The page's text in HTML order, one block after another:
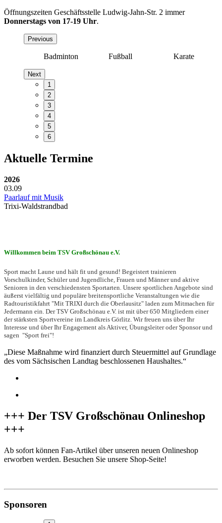
Öffnungszeiten Geschäftsstelle Ludwig-Jahn-Str. 2 immer
Donnerstags von 17-19 Uhr.
Previous
Badminton Fußball Karate
Next
1
2
3
4
5
6
Aktuelle Termine
2026
03.09
Paarlauf mit Musik
Trixi-Waldstrandbad
Willkommen beim TSV Großschönau e.V.
Sport macht Laune und hält fit und gesund! Begeistert trainieren
Vorschulkinder, Schüler und Jugendliche, Frauen und Männer und aktive
Senioren in den verschiedensten Sportarten. Unsere sportlichen Angebote sind
äußerst vielfältig und populäre breitensportliche Veranstaltungen wie die
Radtouristikfahrt "Mit TRIXI durch die Oberlausitz" laden zum Mitmachen für
Jedermann ein. Der TSV Großschönau e.V. ist mit über 650 Mitgliedern einer
der stärksten Sportvereine im Landkreis Görlitz. Wir freuen uns über Ihr
Interesse und über Ihr Engagement als Aktiver, Übungsleiter oder Sponsor und
sagen "Sport frei"!
„Diese Maßnahme wird finanziert durch Steuermittel auf Grundlage
des vom Sächsischen Landtag beschlossenen Haushaltes.“
+++ Der TSV Großschönau Onlineshop
+++
Ab sofort können Fan-Artikel über unseren neuen Onlineshop
erworben werden. Besuchen Sie unsere Shop-Seite!
Sponsoren